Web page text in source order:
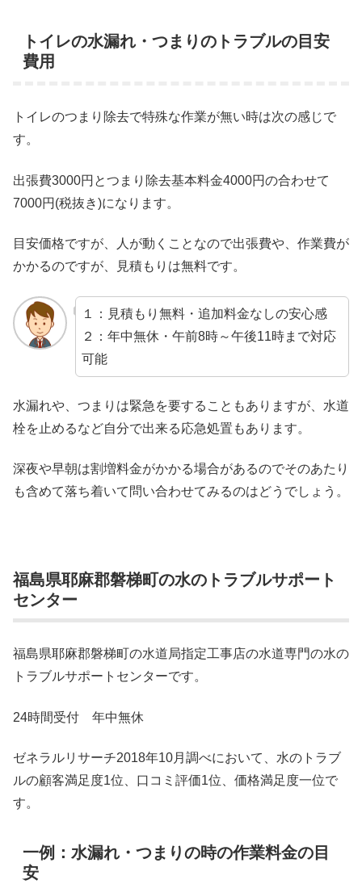
トイレの水漏れ・つまりのトラブルの目安
費用
トイレのつまり除去で特殊な作業が無い時は次の感じで
す。
出張費3000円とつまり除去基本料金4000円の合わせて
7000円(税抜き)になります。
目安価格ですが、人が動くことなので出張費や、作業費が
かかるのですが、見積もりは無料です。
１：見積もり無料・追加料金なしの安心感
２：年中無休・午前8時～午後11時まで対応
可能
水漏れや、つまりは緊急を要することもありますが、水道
栓を止めるなど自分で出来る応急処置もあります。
深夜や早朝は割増料金がかかる場合があるのでそのあたり
も含めて落ち着いて問い合わせてみるのはどうでしょう。
福島県耶麻郡磐梯町の水のトラブルサポート
センター
福島県耶麻郡磐梯町の水道局指定工事店の水道専門の水の
トラブルサポートセンターです。
24時間受付 年中無休
ゼネラルリサーチ2018年10月調べにおいて、水のトラブ
ルの顧客満足度1位、口コミ評価1位、価格満足度一位で
す。
一例：水漏れ・つまりの時の作業料金の目
安